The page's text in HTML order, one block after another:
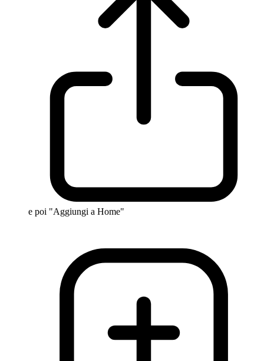
e poi "Aggiungi a Home"